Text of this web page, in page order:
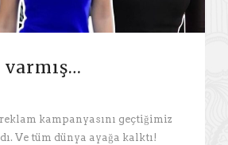
kampanyasını geçtiğimiz
Ve tüm dünya ayağa kalktı!